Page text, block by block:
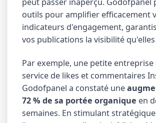
outils pour amplifier efficacement
indicateurs d'engagement,
vos publications la visibilité
Par exemple, une petite
service de likes et commentaires
Godofpanel a constaté une
72 % de sa portée organique en
semaines. En stimulant